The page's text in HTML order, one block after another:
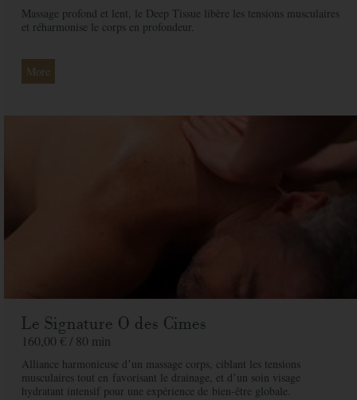
Prénom*
Téléphone*
Offert à
Massage profond et lent, le Deep Tissue libère les tensions musculaires
et réharmonise le corps en profondeur.
More
Le Signature O des Cimes
160,00 € / 80 min
Alliance harmonieuse dʼun massage corps, ciblant les tensions
musculaires tout en favorisant le drainage, et dʼun soin visage
hydratant intensif pour une expérience de bien-être globale.